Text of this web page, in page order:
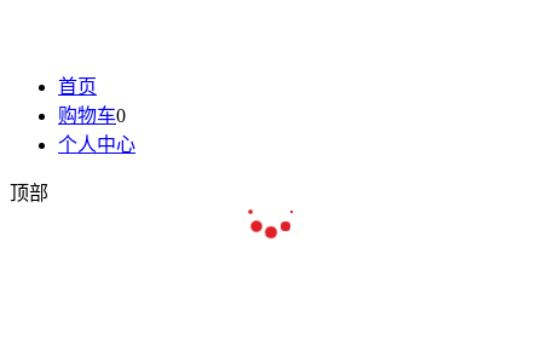
首页
购物车0
个人中心
顶部